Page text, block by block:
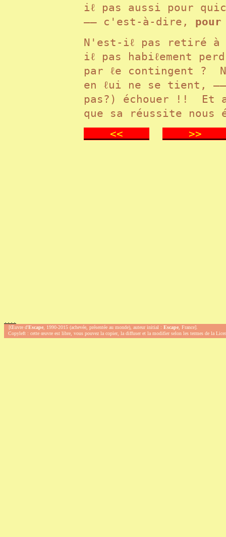
iℓ pas aussi pour
—— c'est-à-dire,
N'est-iℓ pas retiré à
iℓ pas habiℓement
par ℓe contingent ?
en ℓui ne se tient,
pas?) échouer !! Et
que sa réussite
<<
[Œuvre d'Escape, 1990-2015 (achevée, présentée au monde), auteur initial :Escape, France].
Copyleft : cette œuvre est libre, vous pouvez la copier, la diffuser et la modifier selon les termes de la